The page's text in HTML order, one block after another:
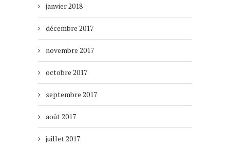
janvier 2018
décembre 2017
novembre 2017
octobre 2017
septembre 2017
août 2017
juillet 2017